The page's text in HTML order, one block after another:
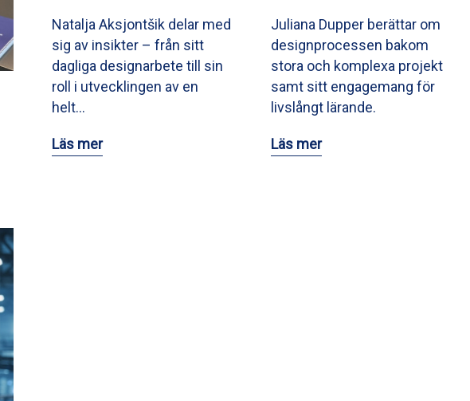
Natalja Aksjontšik delar med
sig av insikter – från sitt
dagliga designarbete till sin
roll i utvecklingen av en
helt…
Läs mer
Juliana Dupper berättar om
designprocessen bakom
stora och komplexa projekt
samt sitt engagemang för
livslångt lärande.
Läs mer